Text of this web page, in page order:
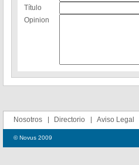
Título
Opinion
Nosotros Directorio Aviso Legal
© Novus 2009